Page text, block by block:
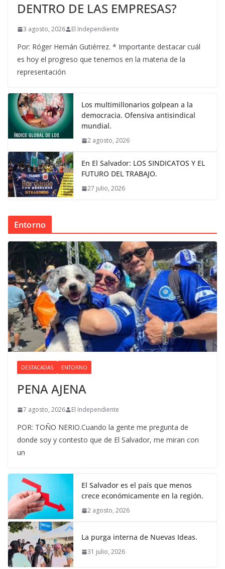
DENTRO DE LAS EMPRESAS?
3 agosto, 2026 El Independiente
Por: Róger Hernán Gutiérrez. * Importante destacar cuál
es hoy el progreso que tenemos en la materia de la
representación
Los multimillonarios golpean a la
democracia. Ofensiva antisindical
mundial.
2 agosto, 2026
En El Salvador: LOS SINDICATOS Y EL
FUTURO DEL TRABAJO.
27 julio, 2026
Entorno
DESTACADAS ENTORNO
PENA AJENA
7 agosto, 2026 El Independiente
POR: TOÑO NERIO.Cuando la gente me pregunta de
donde soy y contesto que de El Salvador, me miran con
un
El Salvador es el país que menos
crece económicamente en la región.
2 agosto, 2026
La purga interna de Nuevas Ideas.
31 julio, 2026